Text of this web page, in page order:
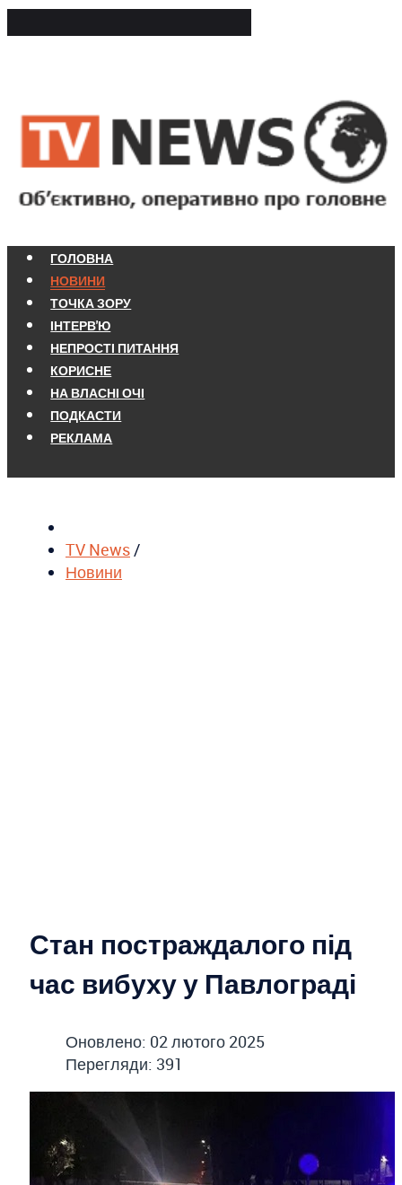
ГОЛОВНА
НОВИНИ
ТОЧКА ЗОРУ
ІНТЕРВ'Ю
НЕПРОСТІ ПИТАННЯ
КОРИСНЕ
НА ВЛАСНІ ОЧІ
ПОДКАСТИ
РЕКЛАМА
TV News/
Новини
Стан постраждалого під
час вибуху у Павлограді
Оновлено: 02 лютого 2025
Перегляди: 391